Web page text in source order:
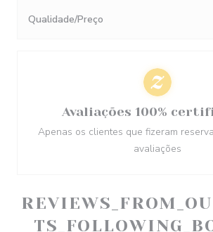
Qualidade/Preço
Avaliações 100%
Apenas os clientes que fizeram
avaliações